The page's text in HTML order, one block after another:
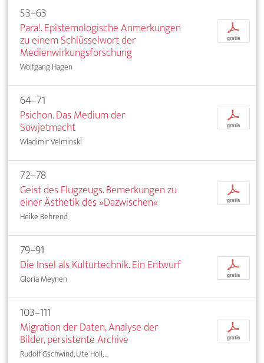
53–63
Para!. Epistemologische Anmerkungen
zu einem Schlüsselwort der
Medienwirkungsforschung
Wolfgang Hagen
p
gratis
64–71
Psichon. Das Medium der
Sowjetmacht
Wladimir Velminski
p
gratis
72–78
Geist des Flugzeugs. Bemerkungen zu
einer Ästhetik des »Dazwischen«
Heike Behrend
p
gratis
79–91
Die Insel als Kulturtechnik. Ein Entwurf
Gloria Meynen
p
gratis
103–111
Migration der Daten, Analyse der
Bilder, persistente Archive
Rudolf Gschwind, Ute Holl, ...
p
gratis